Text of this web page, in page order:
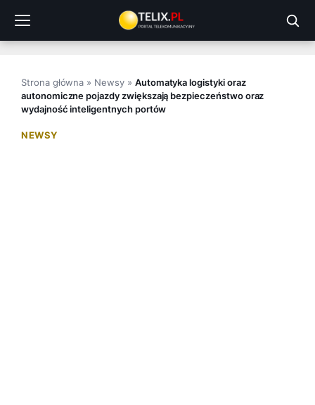
treści
Strona główna » Newsy» Automatyka logistyki oraz
autonomiczne pojazdy zwiększają bezpieczeństwo oraz
wydajność inteligentnych portów
NEWSY